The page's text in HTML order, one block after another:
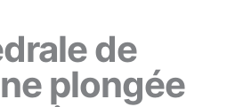
de
plongée